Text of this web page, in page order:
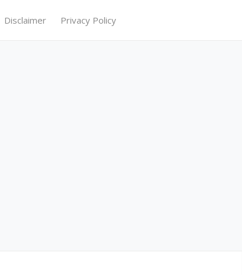
Disclaimer Privacy Policy